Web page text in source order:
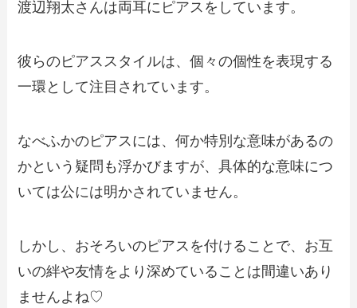
渡辺翔太さんは両耳にピアスをしています。
彼らのピアススタイルは、個々の個性を表現する
一環として注目されています。
なべふかのピアスには、何か特別な意味があるの
かという疑問も浮かびますが、具体的な意味につ
いては公には明かされていません。
しかし、おそろいのピアスを付けることで、お互
いの絆や友情をより深めていることは間違いあり
ませんよね♡